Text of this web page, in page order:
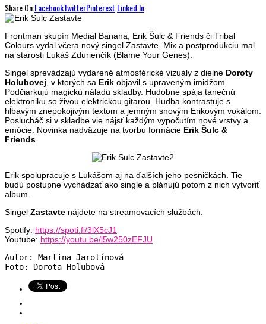
Share On:FacebookTwitterPinterest Linked In
Frontman skupín Medial Banana, Erik Šulc & Friends či Tribal
Colours vydal včera nový singel Zastavte. Mix a postprodukciu mal
na starosti Lukáš Zdurienčík (Blame Your Genes).
Singel sprevádzajú vydarené atmosférické vizuály z dielne Doroty
Holubovej , v ktorých sa Erik objavil s upraveným imidžom.
Podčiarkujú magickú náladu skladby. Hudobne spája tanečnú
elektroniku so živou elektrickou gitarou. Hudba kontrastuje s
hĺbavým znepokojivým textom a jemným snovým Erikovým vokálom.
Poslucháč si v skladbe vie nájsť každým vypočutím nové vrstvy a
emócie. Novinka nadväzuje na tvorbu formácie Erik Šulc &
Friends
Erik spolupracuje s Lukášom aj na ďalších jeho pesničkách. Tie
budú postupne vychádzať ako single a plánujú potom z nich vytvoriť
album.
Singel Zastavte nájdete na streamovacích službách.
Spotify: https://spoti.fi/3lX5cJ1
Youtube: https://youtu.be/l5w250zEFJU
Autor: Martina Jarolínová
Foto: Dorota Holubová